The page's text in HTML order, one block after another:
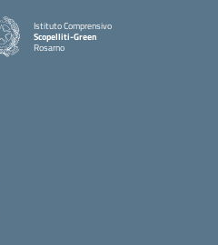
Istituto Comprensivo
Scopelliti-Green
Rosarno